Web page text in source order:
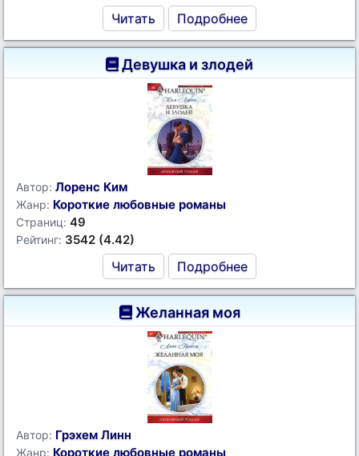
Читать Подробнее
Девушка и злодей
Автор: Лоренс Ким
Жанр: Короткие любовные романы
Страниц: 49
Рейтинг: 3542 (4.42)
Читать Подробнее
Желанная моя
Автор: Грэхем Линн
Жанр: Короткие любовные романы